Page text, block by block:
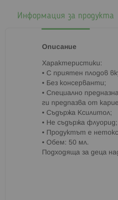
Информация за продукта
Описание
Характеристики:
• С приятен плодов
• Без консерванти;
• Специално
ги предпазва от
• Съдържа Ксилитол;
• Не съдържа флуорид;
• Продуктът е
• Обем: 50 мл.
Подходяща за деца